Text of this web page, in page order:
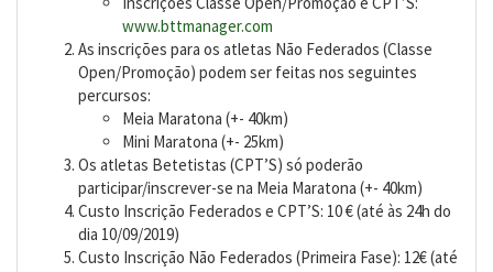
www.bttmanager.com
As inscrições para os atletas Não Federados (Classe
Open/Promoção) podem ser feitas nos seguintes
percursos:
Meia Maratona (+- 40km)
Mini Maratona (+- 25km)
Os atletas Betetistas (CPT’S) só poderão
participar/inscrever-se na Meia Maratona (+- 40km)
Custo Inscrição Federados e CPT’S: 10 € (até às 24h do
dia 10/09/2019)
Custo Inscrição Não Federados (Primeira Fase): 12€ (até